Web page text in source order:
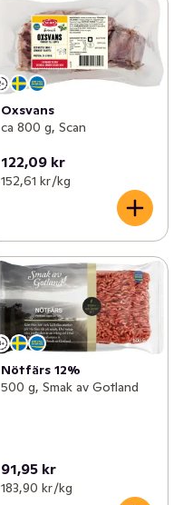
Oxsvans
ca 800 g, Scan
122,09 kr
152,61 kr /kg
Nötfärs 12%
500 g, Smak av Gotland
91,95 kr
183,90 kr /kg